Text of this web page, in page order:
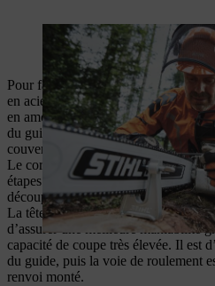
Les guides avec tête de guide-chaîne
adaptés aux travaux professionnels en
Pour fabriquer un guide avec tête de
en acier de traitement est fraisée à
en amont, avant le découpage au
du guide d’environ un tiers par
couvercle est ensuite soudé pour
Le corps du guide avec tête de
étapes de fabrication qu’un guide
découpé au laser, puis la rainure de
La tête du guide-chaîne est en
d’assurer une meilleure maniabilité
capacité de coupe très élevée. Il est
du guide, puis la voie de roulement
renvoi monté.